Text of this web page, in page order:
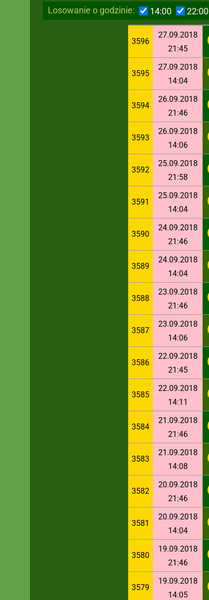
Losowanie o godzinie: 14:00 22:00
3596
27.09.2018
21:45
3595
27.09.2018
14:04
3594
26.09.2018
21:46
3593
26.09.2018
14:06
3592
25.09.2018
21:58
3591
25.09.2018
14:04
3590
24.09.2018
21:46
3589
24.09.2018
14:04
3588
23.09.2018
21:46
3587
23.09.2018
14:06
3586
22.09.2018
21:45
3585
22.09.2018
14:11
3584
21.09.2018
21:46
3583
21.09.2018
14:08
3582
20.09.2018
21:46
3581
20.09.2018
14:04
3580
19.09.2018
21:46
3579
19.09.2018
14:05